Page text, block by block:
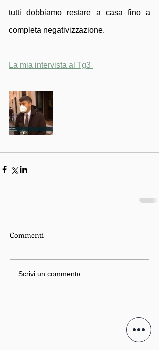
tutti dobbiamo restare a casa fino a
completa negativizzazione.
La mia intervista al Tg3
Commenti
Scrivi un commento...